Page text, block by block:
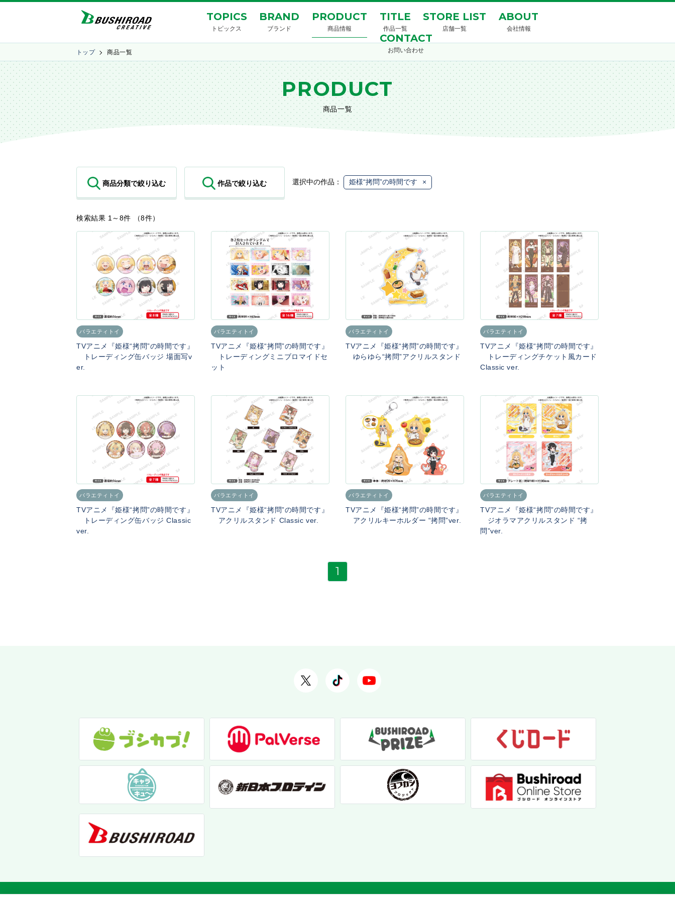
TOPICS
トピックス
BRAND
ブランド
PRODUCT
商品情報
TITLE
作品一覧
STORE LIST
店舗一覧
ABOUT
会社情報
CONTACT
お問い合わせ
トップ 商品一覧
PRODUCT
商品一覧
選択中の作品： 姫様“拷問”の時間です ×
検索結果 1～8件 （8件）
バラエティトイ
TVアニメ『姫様“拷問”の時間です』
トレーディング缶バッジ 場面写v
er.
バラエティトイ
TVアニメ『姫様“拷問”の時間です』
トレーディングミニブロマイドセ
ット
バラエティトイ
TVアニメ『姫様“拷問”の時間です』
ゆらゆら“拷問”アクリルスタンド
バラエティトイ
TVアニメ『姫様“拷問”の時間です』
トレーディングチケット風カード
Classic ver.
バラエティトイ
TVアニメ『姫様“拷問”の時間です』
トレーディング缶バッジ Classic
ver.
バラエティトイ
TVアニメ『姫様“拷問”の時間です』
アクリルスタンド Classic ver.
バラエティトイ
TVアニメ『姫様“拷問”の時間です』
アクリルキーホルダー “拷問”ver.
バラエティトイ
TVアニメ『姫様“拷問”の時間です』
ジオラマアクリルスタンド “拷
問”ver.
1